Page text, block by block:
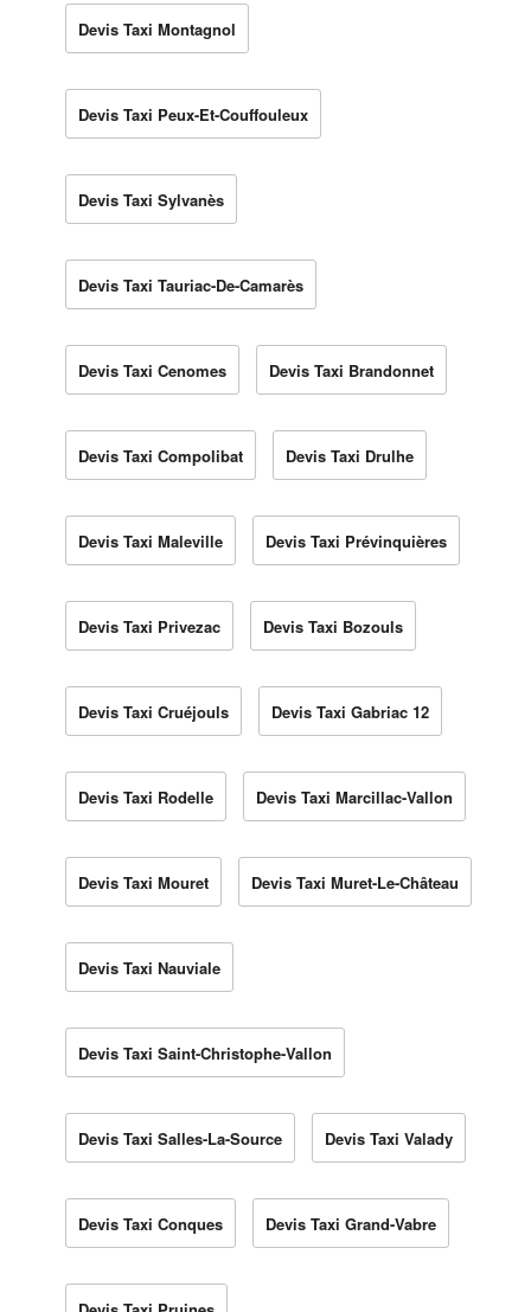
Devis Taxi Montagnol
Devis Taxi Peux-Et-Couffouleux
Devis Taxi Sylvanès
Devis Taxi Tauriac-De-Camarès
Devis Taxi Cenomes Devis Taxi Brandonnet
Devis Taxi Compolibat Devis Taxi Drulhe
Devis Taxi Maleville Devis Taxi Prévinquières
Devis Taxi Privezac Devis Taxi Bozouls
Devis Taxi Cruéjouls Devis Taxi Gabriac 12
Devis Taxi Rodelle Devis Taxi Marcillac-Vallon
Devis Taxi Mouret Devis Taxi Muret-Le-Château
Devis Taxi Nauviale
Devis Taxi Saint-Christophe-Vallon
Devis Taxi Salles-La-Source Devis Taxi Valady
Devis Taxi Conques Devis Taxi Grand-Vabre